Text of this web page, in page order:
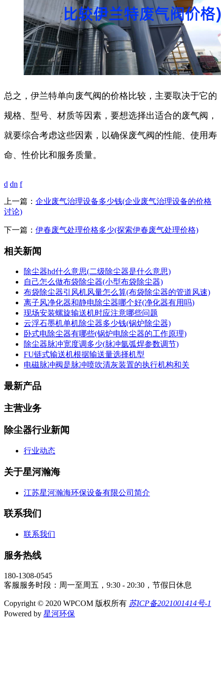
总之，伊兰特单向废气阀的价格比较，主要取决于它的
规格、型号、材质等因素，要想选择出适合的废气阀，
就要综合考虑这些因素，以确保废气阀的性能、使用寿
命、性价比和服务质量。
d dn f
上一篇： 企业废气治理设备多少钱(企业废气治理设备的价格
讨论)
下一篇： 伊春废气处理价格多少(探索伊春废气处理价格)
相关新闻
除尘器hd什么意思(二级除尘器是什么意思)
自己怎么做布袋除尘器(小型布袋除尘器)
布袋除尘器引风机风量怎么算(布袋除尘器的管道风速)
离子风净化器和静电除尘器哪个好(净化器有用吗)
现场安装螺旋输送机时应注意哪些问题
云浮石墨机单机除尘器多少钱(锅炉除尘器)
卧式电除尘器有哪些(锅炉电除尘器的工作原理)
除尘器脉冲宽度调多少(脉冲氩弧焊参数调节)
FU链式输送机根据输送量选择机型
电磁脉冲阀是脉冲喷吹清灰装置的执行机构和关
最新产品
主营业务
除尘器行业新闻
行业动态
关于星河瀚海
江苏星河瀚海环保设备有限公司简介
联系我们
联系我们
服务热线
180-1308-0545
客服服务时段：周一至周五，9:30 - 20:30，节假日休息
Copyright © 2020 WPCOM 版权所有 苏ICP备2021001414号-1
Powered by 星河环保